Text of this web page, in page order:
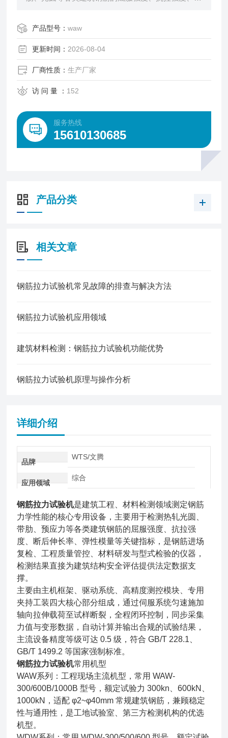
发、工程质量管控的检测仪器。
设备多采用伺服液压或电子伺服驱动系统，搭配高精
度力值与位移测量模块，通过匀速施加轴向拉伸载荷
至试样断裂，同步采集力 - 位移全过程数据，输出精
准的力学性能参数 。
产品型号：waw
更新时间： 2026-08-04
厂商性质：生产厂家
访 问 量 ： 152
服务热线
15610130685
产品分类
相关文章
钢筋拉力试验机常见故障的排查与解决方法
钢筋拉力试验机应用领域
建筑材料检测：钢筋拉力试验机功能优势
钢筋拉力试验机原理与操作分析
详细介绍
品牌
WTS/文腾
应用领域
综合
钢筋拉力试验机是建筑工程、材料检测领域测定钢筋
力学性能的核心专用设备，主要用于检测热轧光圆、
带肋、预应力等各类建筑钢筋的屈服强度、抗拉强
度、断后伸长率、弹性模量等关键指标，是钢筋进场
复检、工程质量管控、材料研发与型式检验的仪器，
检测结果直接为建筑结构安全评估提供法定数据支
撑。
主要由主机框架、驱动系统、高精度测控模块、专用
夹持工装四大核心部分组成，通过伺服系统匀速施加
轴向拉伸载荷至试样断裂，全程闭环控制，同步采集
力值与变形数据，自动计算并输出合规的试验结果，
主流设备精度等级可达 0.5 级，符合 GB/T 228.1、
GB/T 1499.2 等国家强制标准。
钢筋拉力试验机常用机型
WAW系列：工程现场主流机型，常用 WAW-
300/600B/1000B 型号，额定试验力 300kn、600kN、
1000kN，适配 φ2~φ40mm 常规建筑钢筋，兼顾稳定
性与通用性，是工地试验室、第三方检测机构的优选
机型。